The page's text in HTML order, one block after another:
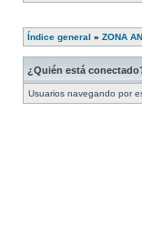
Índice general » ZONA
¿Quién está
Usuarios navegando por